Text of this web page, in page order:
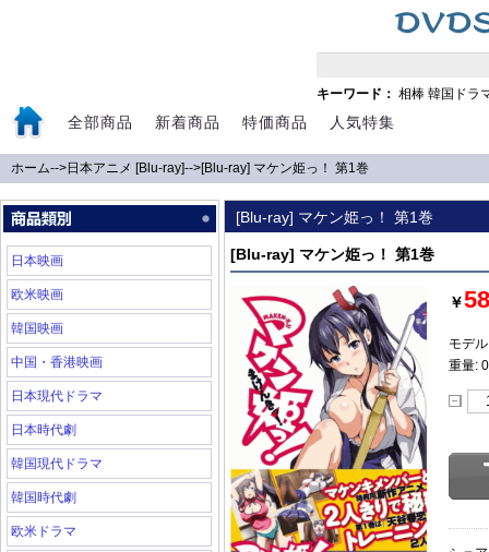
キーワード： 相棒 韓国ドラ
全部商品 新着商品 特価商品 人気特集
ホーム-->日本アニメ [Blu-ray]-->[Blu-ray] マケン姫っ！ 第1巻
日本映画
欧米映画
韓国映画
中国・香港映画
日本現代ドラマ
日本時代劇
韓国現代ドラマ
韓国時代劇
欧米ドラマ
[Blu-ray] マケン姫っ！ 第1巻
[Blu-ray] マケン姫っ！ 第1巻
￥
モデ
重量: